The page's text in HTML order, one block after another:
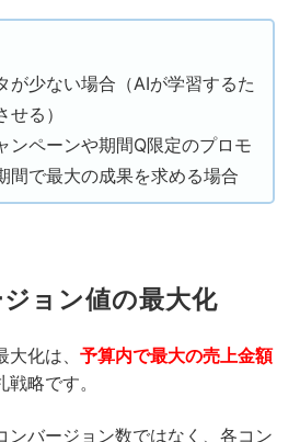
が少ない場合（AIが学習するた
る）
ンペーンや期間Q限定のプロモ
間で最大の成果を求める場合
ョン値の最大化
化は、 予算内で最大の売上金額
戦略です。
ンバージョン数ではなく、各コン